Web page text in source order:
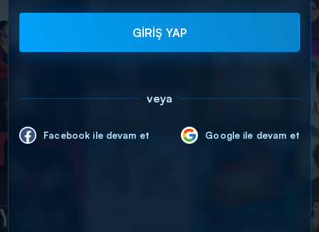
GİRİŞ YAP
veya
Facebook ile devam et Google ile devam et